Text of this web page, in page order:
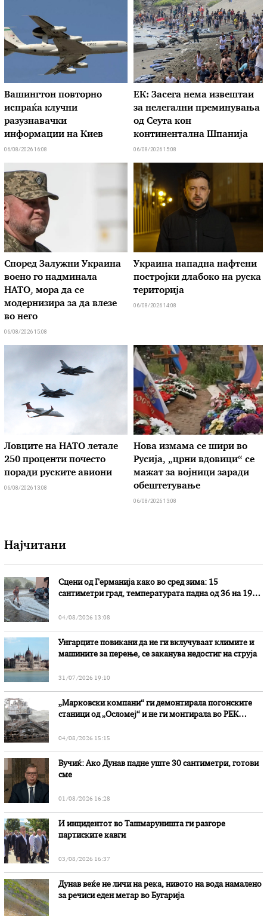
Вашингтон повторно
испраќа клучни
разузнавачки
информации на Киев
06/08/2026 16:08
ЕК: Засега нема извештаи
за нелегални преминувања
од Сеута кон
континентална Шпанија
06/08/2026 15:08
Според Залужни Украина
воено го надминала
НАТО, мора да се
модернизира за да влезе
во него
06/08/2026 15:08
Украина нападна нафтени
постројки длабоко на руска
територија
06/08/2026 14:08
Ловците на НАТО летале
250 проценти почесто
поради руските авиони
06/08/2026 13:08
Нова измама се шири во
Русија, „црни вдовици“ се
мажат за војници заради
обештетување
06/08/2026 13:08
Најчитани
Сцени од Германија како во сред зима: 15
сантиметри град, температурата падна од 36 на 19
04/08/2026 13:08
Унгарците повикани да не ги вклучуваат климите и
машините за перење, се заканува недостиг на струја
31/07/2026 19:10
„Марковски компани“ ги демонтирала погонските
станици од „Осломеј“ и не ги монтирала во РЕК
04/08/2026 15:15
Вучиќ: Ако Дунав падне уште 30 сантиметри, готови
сме
01/08/2026 16:28
И инцидентот во Ташмаруништa ги разгоре
партиските кавги
03/08/2026 16:37
Дунав веќе не личи на река, нивото на вода намалено
за речиси еден метар во Бугарија